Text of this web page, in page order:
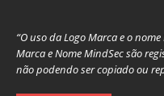
“O uso da Logo Marca e o
Marca e Nome MindSec são
não podendo ser copiado ou